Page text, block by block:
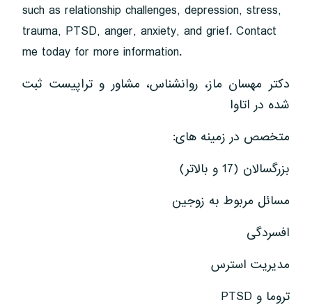
such as relationship challenges, depression, stress,
trauma, PTSD, anger, anxiety, and grief. Contact
me today for more information.
دکتر مهسان ماز، روانشناس، مشاور و تراپیست ثبت
شده در اتاوا
متخصص در زمینه های:
بزرگسالان (17 و بالاتر)
مسائل مربوط به زوجین
افسردگی
مدیریت استرس
تروما و PTSD